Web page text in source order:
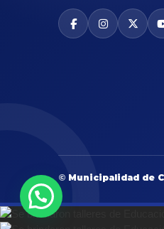
© Municipalidad de